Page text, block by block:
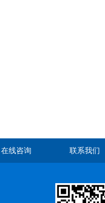
在线咨询 联系我们